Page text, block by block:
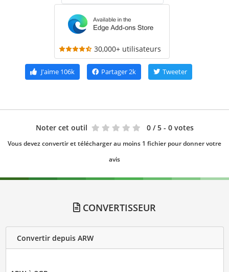
30,000+ utilisateurs
J'aime106k Partager2k Tweeter
Noter cet outil 0 / 5 - 0 votes
Vous devez convertir et télécharger au moins 1 fichier pour donner votre
avis
CONVERTISSEUR
Convertir depuis ARW